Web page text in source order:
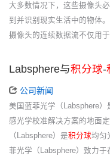
大多数情况下，这些摄像头
到并识别现实生活中的物体
摄像头的连续数据流不仅用
Labsphere与积分球-
公司新闻
美国蓝菲光学（Labsphere
感光学校准解决方案的地面
（Labsphere）是积分球均匀
菲光学（Labsphere）致力